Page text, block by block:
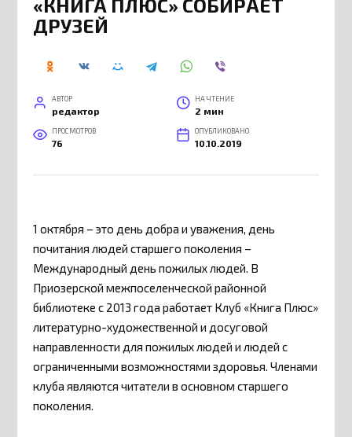
«КНИГА ПЛЮС» СОБИРАЕТ
ДРУЗЕЙ
АВТОР
редактор
НА ЧТЕНИЕ
2 мин
ПРОСМОТРОВ
76
ОПУБЛИКОВАНО
10.10.2019
1 октября – это день добра и уважения, день
почитания людей старшего поколения –
Международный день пожилых людей. В
Приозерской межпоселенческой районной
библиотеке с 2013 года работает Клуб «Книга Плюс»
литературно-художественной и досуговой
направленности для пожилых людей и людей с
ограниченными возможностями здоровья. Членами
клуба являются читатели в основном старшего
поколения.